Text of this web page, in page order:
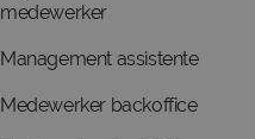
medewerker
Management assistente
Medewerker backoffice